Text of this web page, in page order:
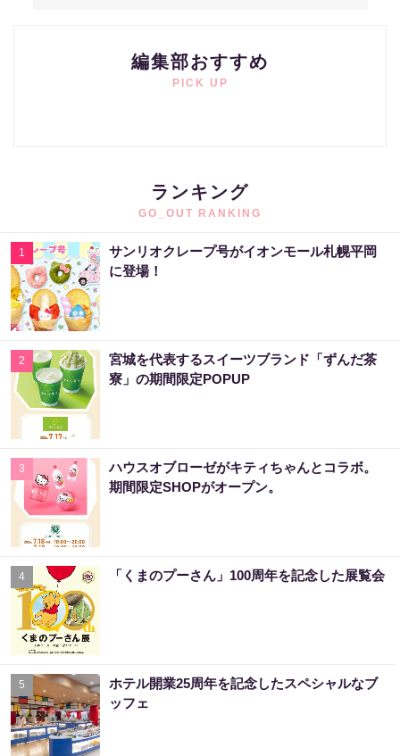
編集部おすすめ
PICK UP
ランキング
GO_OUT RANKING
1
サンリオクレープ号がイオンモール札幌平岡
に登場！
2
宮城を代表するスイーツブランド「ずんだ茶
寮」の期間限定POPUP
3
ハウスオブローゼがキティちゃんとコラボ。
期間限定SHOPがオープン。
4 「くまのプーさん」100周年を記念した展覧会
5
ホテル開業25周年を記念したスペシャルなブ
ッフェ